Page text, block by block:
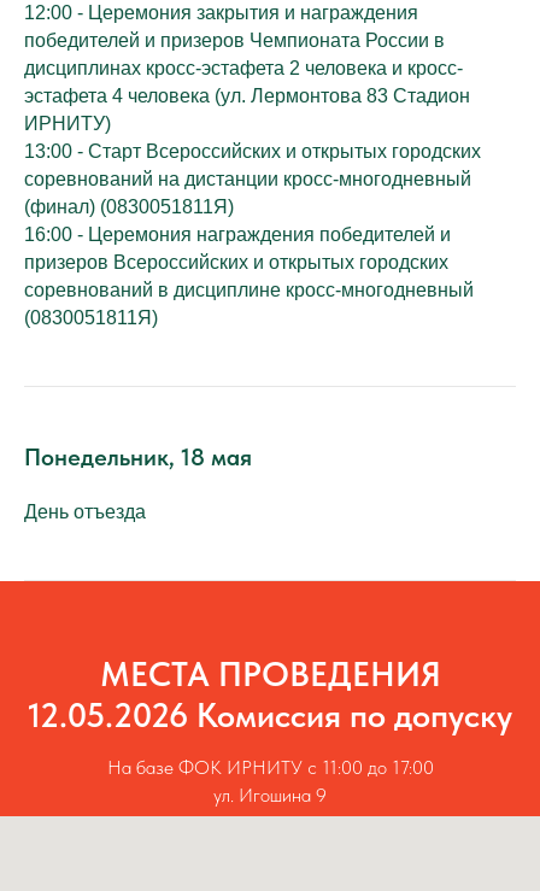
12:00 - Церемония закрытия и награждения
победителей и призеров Чемпионата России в
дисциплинах кросс-эстафета 2 человека и кросс-
эстафета 4 человека (ул. Лермонтова 83 Стадион
ИРНИТУ)
13:00 - Старт Всероссийских и открытых городских
соревнований на дистанции кросс-многодневный
(финал) (0830051811Я)
16:00 - Церемония награждения победителей и
призеров Всероссийских и открытых городских
соревнований в дисциплине кросс-многодневный
(0830051811Я)
Понедельник, 18 мая
День отъезда
МЕСТА ПРОВЕДЕНИЯ
12.05.2026 Комиссия по допуску
На базе ФОК ИРНИТУ с 11:00 до 17:00
ул. Игошина 9